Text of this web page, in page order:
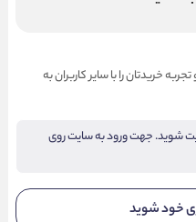
خریدتان را با سایر کاربران به
شوید. جهت ورود به سایت روی
خود شوید